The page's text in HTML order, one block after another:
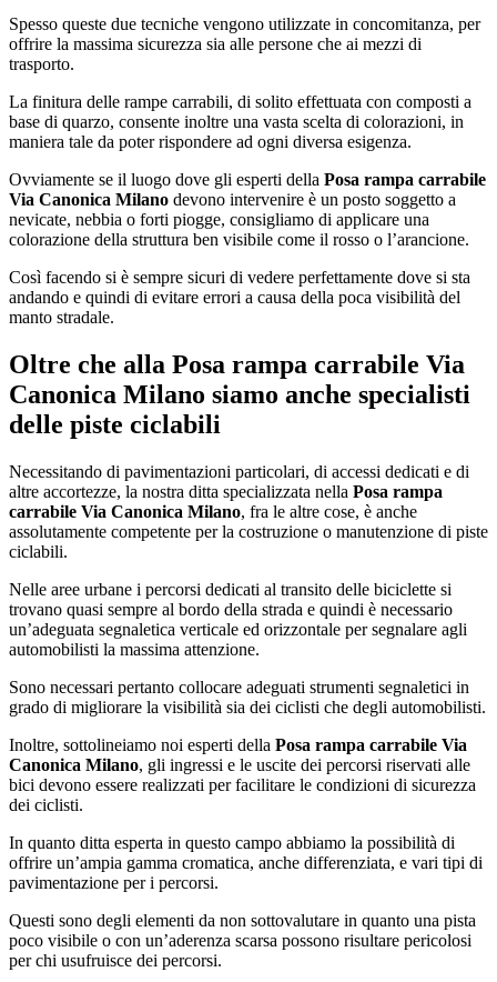
Spesso queste due tecniche vengono utilizzate in concomitanza, per
offrire la massima sicurezza sia alle persone che ai mezzi di
trasporto.
La finitura delle rampe carrabili, di solito effettuata con composti a
base di quarzo, consente inoltre una vasta scelta di colorazioni, in
maniera tale da poter rispondere ad ogni diversa esigenza.
Ovviamente se il luogo dove gli esperti della Posa rampa carrabile
Via Canonica Milano devono intervenire è un posto soggetto a
nevicate, nebbia o forti piogge, consigliamo di applicare una
colorazione della struttura ben visibile come il rosso o l’arancione.
Così facendo si è sempre sicuri di vedere perfettamente dove si sta
andando e quindi di evitare errori a causa della poca visibilità del
manto stradale.
Oltre che alla Posa rampa carrabile Via
Canonica Milano siamo anche specialisti
delle piste ciclabili
Necessitando di pavimentazioni particolari, di accessi dedicati e di
altre accortezze, la nostra ditta specializzata nella Posa rampa
carrabile Via Canonica Milano, fra le altre cose, è anche
assolutamente competente per la costruzione o manutenzione di piste
ciclabili.
Nelle aree urbane i percorsi dedicati al transito delle biciclette si
trovano quasi sempre al bordo della strada e quindi è necessario
un’adeguata segnaletica verticale ed orizzontale per segnalare agli
automobilisti la massima attenzione.
Sono necessari pertanto collocare adeguati strumenti segnaletici in
grado di migliorare la visibilità sia dei ciclisti che degli automobilisti.
Inoltre, sottolineiamo noi esperti della Posa rampa carrabile Via
Canonica Milano, gli ingressi e le uscite dei percorsi riservati alle
bici devono essere realizzati per facilitare le condizioni di sicurezza
dei ciclisti.
In quanto ditta esperta in questo campo abbiamo la possibilità di
offrire un’ampia gamma cromatica, anche differenziata, e vari tipi di
pavimentazione per i percorsi.
Questi sono degli elementi da non sottovalutare in quanto una pista
poco visibile o con un’aderenza scarsa possono risultare pericolosi
per chi usufruisce dei percorsi.